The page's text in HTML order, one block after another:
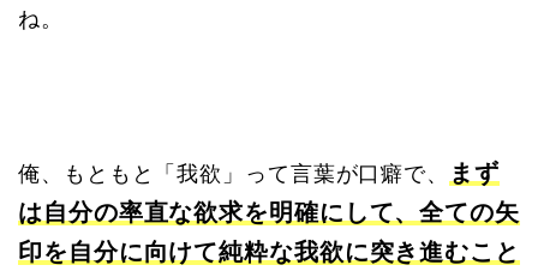
ね。
俺、もともと「我欲」って言葉が口癖で、
まず
は自分の率直な欲求を明確にして、全ての矢
印を自分に向けて純粋な我欲に突き進むこと